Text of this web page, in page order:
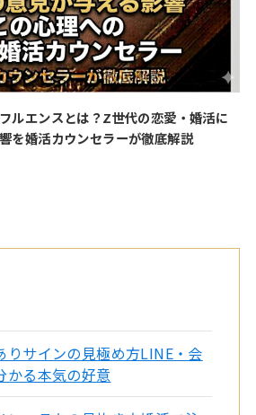
ルエンスとは？Z世代の恋愛・婚活に
を婚活カウンセラーが徹底解説
りサインの見極め方LINE・会
かる本気の好意